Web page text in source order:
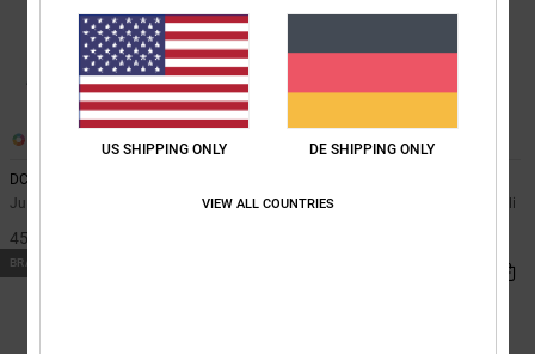
DC Spot
Jungen 8-16 Blau Pullover
45,00 €
Jungen 8-16 Schwarz Kapuzenpulli
BRANDNEU
US SHIPPING ONLY DE SHIPPING ONLY
VIEW ALL COUNTRIES